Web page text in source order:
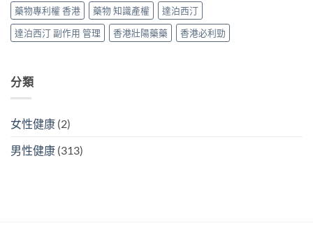
次
搞
掂
ED
藥物專利權 香港
藥物 知識產權
達泊西汀
達泊西汀 副作用 管理
香港壯陽藥藥 香港必利勁
分類
女性健康 (2)
男性健康 (313)